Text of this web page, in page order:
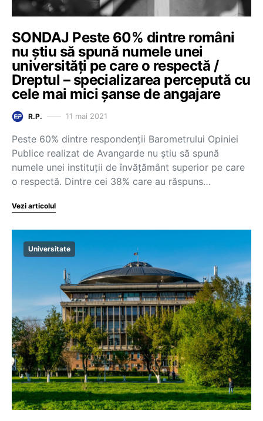
SONDAJ Peste 60% dintre români
nu știu să spună numele unei
universități pe care o respectă /
Dreptul – specializarea percepută cu
cele mai mici șanse de angajare
R.P. 11 mai 2021
Peste 60% dintre respondenții Barometrului Opiniei
Publice realizat de Avangarde nu știu să spună
numele unei instituții de învățământ superior pe care
o respectă. Dintre cei 38% care au răspuns…
Vezi articolul
Universitate